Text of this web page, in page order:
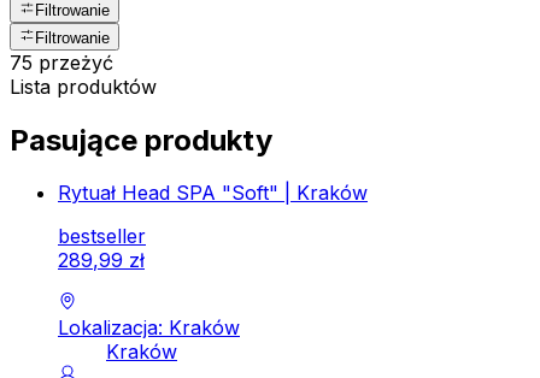
Filtrowanie
Filtrowanie
75 przeżyć
Lista produktów
Pasujące produkty
Rytuał Head SPA "Soft" | Kraków
bestseller
289,99 zł
Lokalizacja: Kraków
Kraków